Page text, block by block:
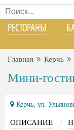
РЕСТОРАНЫ
Главная Керчь
Мини-
Керчь, ул.
ОПИСАНИЕ /